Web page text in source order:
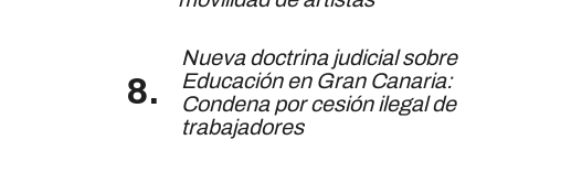
Nueva doctrina judicial sobre
Educación en Gran Canaria:
Condena por cesión ilegal de
trabajadores